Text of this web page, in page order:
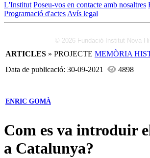
L'Institut Poseu-vos en contacte amb nosaltres
Programació d'actes Avís legal
© 2026 Fundació Institut Nova
ARTICLES » PROJECTE MEMÒRIA
Data de publicació: 30-09-2021
4898
ENRIC GOMÀ
Com es va introduir
a Catalunya?